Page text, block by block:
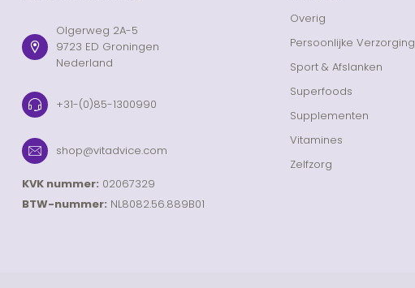
Olgerweg 2A-5
9723 ED Groningen
Nederland
+31-(0)85-1300990
shop@vitadvice.com
KVK nummer: 02067329
BTW-nummer: NL8082.56.889B01
Overig
Persoonlijke Verzorging
Sport & Afslanken
Superfoods
Supplementen
Vitamines
Zelfzorg